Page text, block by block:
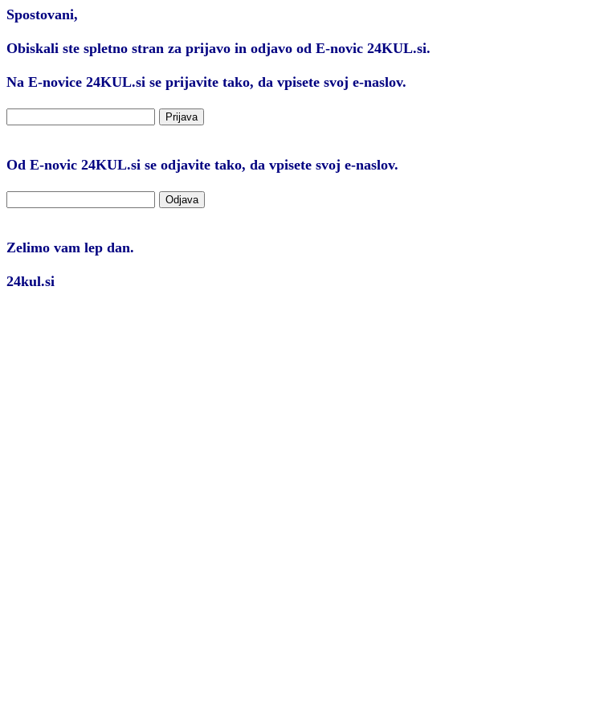
Spostovani,
Obiskali ste spletno stran za prijavo in odjavo od E-novic 24KUL.si.
Na E-novice 24KUL.si se prijavite tako, da vpisete svoj e-naslov.
Od E-novic 24KUL.si se odjavite tako, da vpisete svoj e-naslov.
Zelimo vam lep dan.
24kul.si